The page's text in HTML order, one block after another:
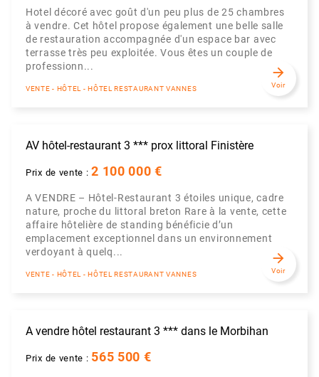
Hotel décoré avec goût d'un peu plus de 25 chambres
à vendre. Cet hôtel propose également une belle salle
de restauration accompagnée d'un espace bar avec
terrasse très peu exploitée. Vous êtes un couple de
professionn...
VENTE - HÔTEL - HÔTEL RESTAURANT VANNES
arrow_forward
Voir
AV hôtel-restaurant 3 *** prox littoral Finistère
Prix de vente :2 100 000 €
A VENDRE – Hôtel-Restaurant 3 étoiles unique, cadre
nature, proche du littoral breton Rare à la vente, cette
affaire hôtelière de standing bénéficie d’un
emplacement exceptionnel dans un environnement
verdoyant à quelq...
VENTE - HÔTEL - HÔTEL RESTAURANT VANNES
arrow_forward
Voir
A vendre hôtel restaurant 3 *** dans le Morbihan
Prix de vente : 565 500 €